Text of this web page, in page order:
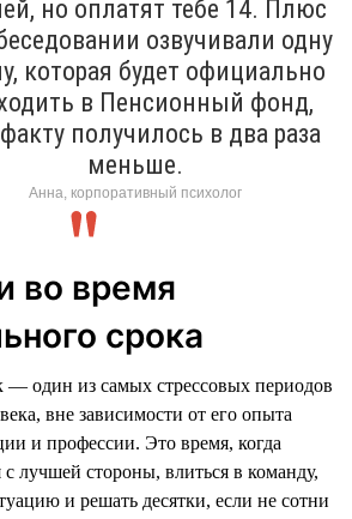
но оплатят тебе 14. Плюс
озвучивали одну
которая будет официально
в Пенсионный фонд,
получилось в два раза
меньше.
Анна, корпоративный психолог
во время
срока
один из самых стрессовых периодов
вне зависимости от его опыта
и профессии. Это время, когда
с лучшей стороны, влиться в команду,
и решать десятки, если не сотни